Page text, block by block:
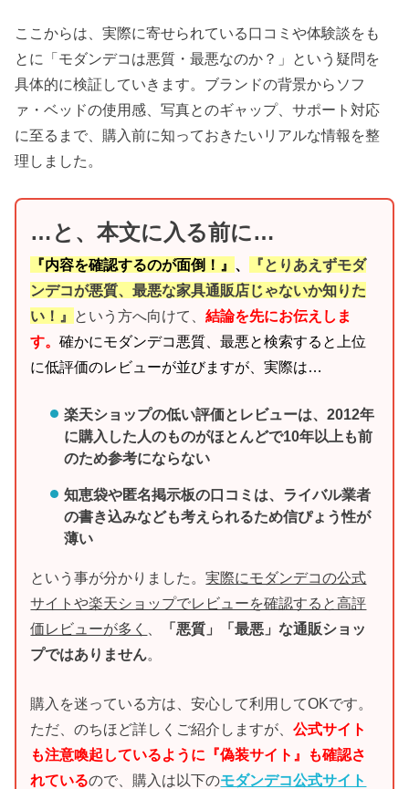
ここからは、実際に寄せられている口コミや体験談をも
とに「モダンデコは悪質・最悪なのか？」という疑問を
具体的に検証していきます。ブランドの背景からソフ
ァ・ベッドの使用感、写真とのギャップ、サポート対応
に至るまで、購入前に知っておきたいリアルな情報を整
理しました。
…と、本文に入る前に…
『内容を確認するのが面倒！』
『とりあえずモダ
ンデコが悪質、最悪な家具通販店じゃないか知りた
い！』
という方へ向けて、結論を先にお伝えしま
す。確かにモダンデコ悪質、最悪と検索すると上位
に低評価のレビューが並びますが、実際は…
楽天ショップの低い評価とレビューは、2012年
に購入した人のものがほとんどで10年以上も前
のため参考にならない
知恵袋や匿名掲示板の口コミは、ライバル業者
の書き込みなども考えられるため信ぴょう性が
薄い
という事が分かりました。実際にモダンデコの公式
サイトや楽天ショップでレビューを確認すると高評
価レビューが多く
「悪質」「最悪」な通販ショッ
プではありません。
購入を迷っている方は、安心して利用してOKです。
ただ、のちほど詳しくご紹介しますが、公式サイト
も注意喚起しているように『偽装サイト』も確認さ
れているので、購入は以下のモダンデコ公式サイト